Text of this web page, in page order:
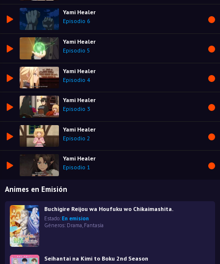
Yami Healer
Episodio 6
Yami Healer
Episodio 5
Yami Healer
Episodio 4
Yami Healer
Episodio 3
Yami Healer
Episodio 2
Yami Healer
Episodio 1
Animes en Emisión
Buchigire Reijou wa Houfuku wo Chikaimashita.
Estado: En emision
Géneros: Drama Fantasía
Seihantai na Kimi to Boku 2nd Season